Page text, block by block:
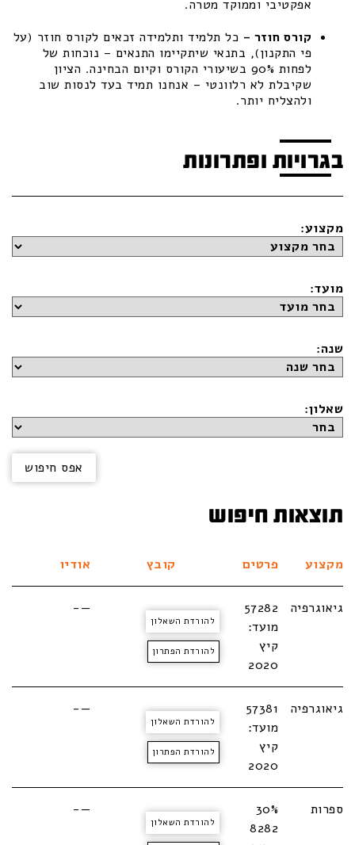
אפקטיבי וממוקד מטרה.
קורס חוזר – כל תלמיד ותלמידה זכאים לקורס חוזר (על
פי התקנון), בתנאי שיתקיימו התנאים – נוכחות של
לפחות 90% בשיעורי הקורס וקיום הבחינה. הציון
שקיבלת לא רלוונטי – אנחנו תמיד בעד לנסות שוב
ולהצליח יותר.
בגרויות ופתרונות
מקצוע:
מועד:
שנה:
שאלון:
תוצאות חיפוש
מקצוע פרטים קובץ אודיו
גיאוגרפיה
57282
מועד:
קיץ
2020
להורדת השאלון
להורדת הפתרון
—-
גיאוגרפיה
57381
מועד:
קיץ
2020
להורדת השאלון
להורדת הפתרון
—-
ספרות
30%
8282
להורדת השאלון
—-